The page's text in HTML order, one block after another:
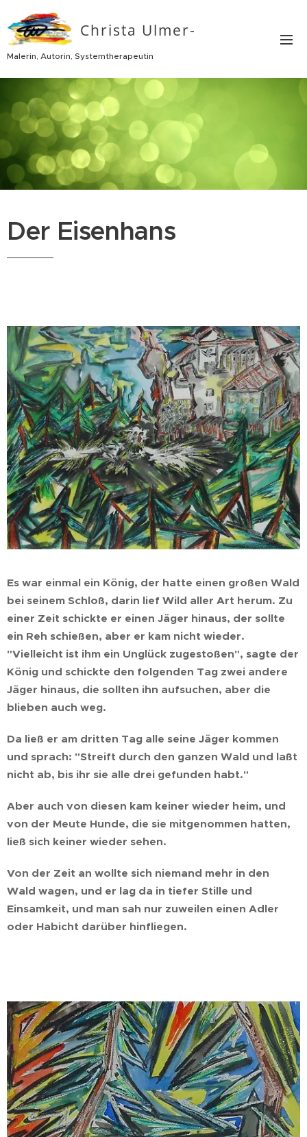
Christa Ulmer-
Thurn
Malerin, Autorin, Systemtherapeutin
Der Eisenhans
Es war einmal ein König, der hatte einen großen Wald
bei seinem Schloß, darin lief Wild aller Art herum. Zu
einer Zeit schickte er einen Jäger hinaus, der sollte
ein Reh schießen, aber er kam nicht wieder.
"Vielleicht ist ihm ein Unglück zugestoßen", sagte der
König und schickte den folgenden Tag zwei andere
Jäger hinaus, die sollten ihn aufsuchen, aber die
blieben auch weg.
Da ließ er am dritten Tag alle seine Jäger kommen
und sprach: "Streift durch den ganzen Wald und laßt
nicht ab, bis ihr sie alle drei gefunden habt."
Aber auch von diesen kam keiner wieder heim, und
von der Meute Hunde, die sie mitgenommen hatten,
ließ sich keiner wieder sehen.
Von der Zeit an wollte sich niemand mehr in den
Wald wagen, und er lag da in tiefer Stille und
Einsamkeit, und man sah nur zuweilen einen Adler
oder Habicht darüber hinfliegen.